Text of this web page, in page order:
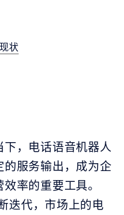
状
，电话语音机器人
服务输出，成为企
率的重要工具。
迭代，市场上的电